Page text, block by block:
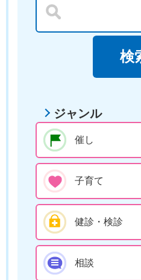
ジャンル
催し
子育て
健診・検診
相談